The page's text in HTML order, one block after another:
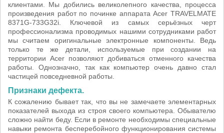
клиентами. Мы добились великолепного качества, процесса
произведения работ по починке аппарата Acer TRAVELMATE
8371G-733G32i. Ключевой из самых серьёзных черт
профессионализма проводимых нашими сотрудниками работ
мы считаем оригинальные электронные компоненты. Ведь
только те же детали, используемые при создании на
территории Acer позволяют добиваться отменного качества
работы. Однозначно, так как компьютер очень давно стал
частицей повседневной работы.
Признаки дефекта.
К сожалению бывает так, что вы не замечаете элементарных
показателей выхода из строя своего компьютера. Обывателю
сложно найти беду. Если в ремонте необходимы специальные
навыки ремонта бесперебойного функционирования системы